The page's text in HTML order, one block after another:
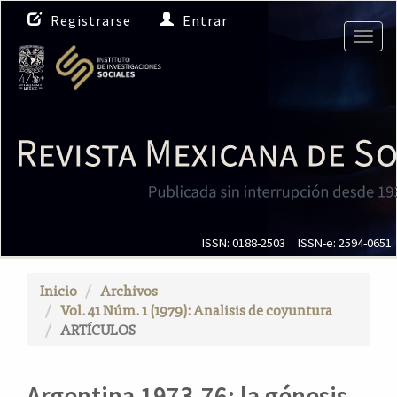
N
a
v
e
g
i
ó
n
c
Registrarse Entrar
ISSN: 0188-2503 ISSN-e: 2594-0651
Inicio
Archivos
Vol. 41 Núm. 1 (1979): Analisis de coyuntura
ARTÍCULOS